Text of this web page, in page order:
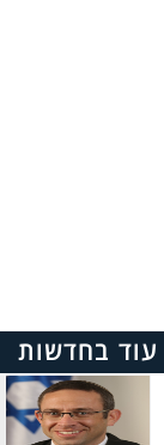
עוד בחדשות